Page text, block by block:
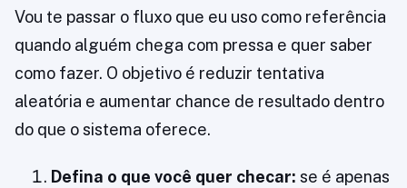
Vou te passar o fluxo que eu uso como referência
quando alguém chega com pressa e quer saber
como fazer. O objetivo é reduzir tentativa
aleatória e aumentar chance de resultado dentro
do que o sistema oferece.
Defina o que você quer checar: se é apenas